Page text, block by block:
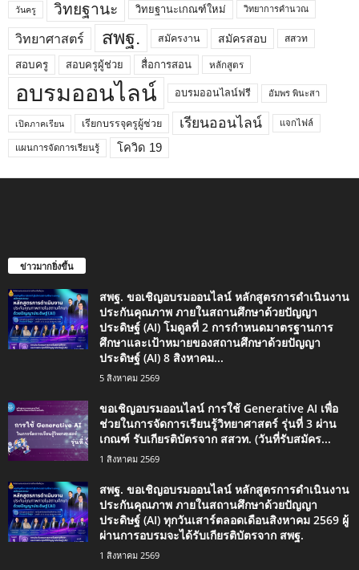
วันครู วิทยฐานะ วิทยฐานะเกณฑ์ใหม่ วิทยาการคำนวณ
วิทยาศาสตร์ สพฐ. สมัครงาน สมัครสอบ สสวท
สอบครู สอบครูผู้ช่วย สื่อการสอน หลักสูตร
อบรมออนไลน์ อบรมออนไลน์ฟรี อัมพร พินะสา
เปิดภาคเรียน เรียกบรรจุครูผู้ช่วย เรียนออนไลน์ แจกไฟล์
แผนการจัดการเรียนรู้ โควิด 19
ข่าวมากยิ่งขึ้น
สพฐ. ขอเชิญอบรมออนไลน์ หลักสูตรการดำเนินงาน
ประกันคุณภาพ ภายในสถานศึกษาด้วยปัญญา
ประดิษฐ์ (AI) โมดูลที่ 2 การกำหนดมาตรฐานการ
ศึกษาและเป้าหมายของสถานศึกษาด้วยปัญญา
ประดิษฐ์ (AI) 8 สิงหาคม...
5 สิงหาคม 2569
ขอเชิญอบรมออนไลน์ การใช้ Generative AI เพื่อ
ช่วยในการจัดการเรียนรู้วิทยาศาสตร์ รุ่นที่ 3 ผ่าน
เกณฑ์ รับเกียรติบัตรจาก สสวท. (วันที่รับสมัคร...
1 สิงหาคม 2569
สพฐ. ขอเชิญอบรมออนไลน์ หลักสูตรการดำเนินงาน
ประกันคุณภาพ ภายในสถานศึกษาด้วยปัญญา
ประดิษฐ์ (AI) ทุกวันเสาร์ตลอดเดือนสิงหาคม 2569 ผู้
ผ่านการอบรมจะได้รับเกียรติบัตรจาก สพฐ.
1 สิงหาคม 2569